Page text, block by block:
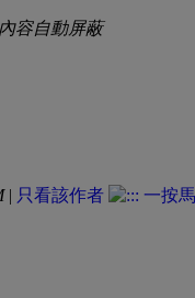
容自動屏蔽
| 只看該作者